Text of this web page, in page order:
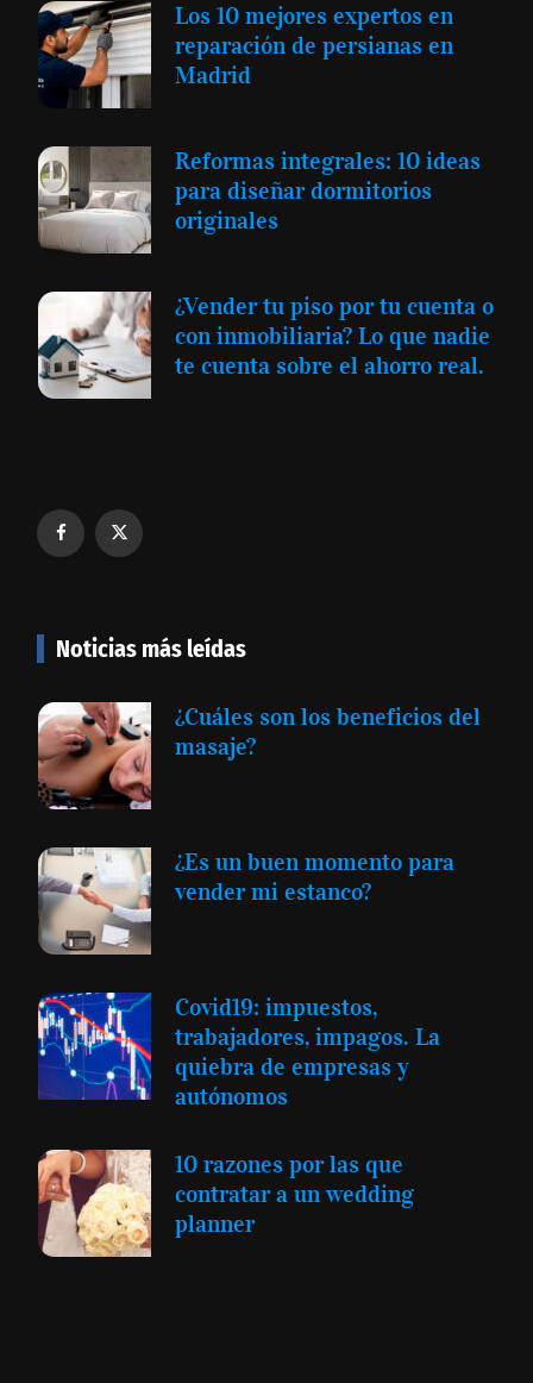
Los 10 mejores expertos en
reparación de persianas en
Madrid
Reformas integrales: 10 ideas
para diseñar dormitorios
originales
¿Vender tu piso por tu cuenta o
con inmobiliaria? Lo que nadie
te cuenta sobre el ahorro real.
Noticias más leídas
¿Cuáles son los beneficios del
masaje?
¿Es un buen momento para
vender mi estanco?
Covid19: impuestos,
trabajadores, impagos. La
quiebra de empresas y
autónomos
10 razones por las que
contratar a un wedding
planner